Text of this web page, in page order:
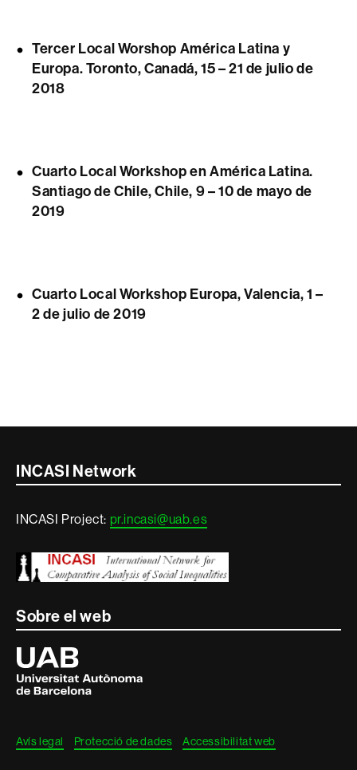
Tercer Local Worshop América Latina y
Europa. Toronto, Canadá, 15 – 21 de julio de
2018
Cuarto Local Workshop en América Latina.
Santiago de Chile, Chile, 9 – 10 de mayo de
2019
Cuarto Local Workshop Europa, Valencia, 1 –
2 de julio de 2019
Contacte
informació
legal
INCASI Network
INCASI Project: pr.incasi@uab.es
Sobre el web
Universitat
Autònoma
de
Barcelona
Avís legal Protecció de dades Accessibilitat web